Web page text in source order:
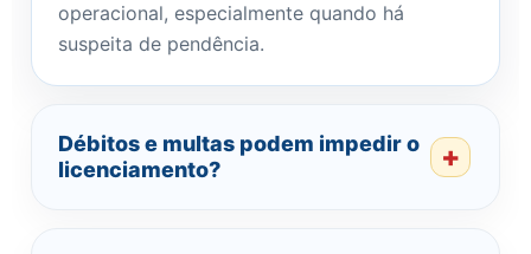
operacional, especialmente quando há
suspeita de pendência.
Débitos e multas podem impedir o
licenciamento?